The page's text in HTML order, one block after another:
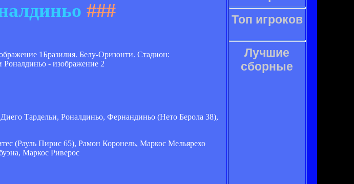
###
Бразилия. Белу-Оризонти. Стадион:
Тардельи, Роналдиньо, Фернандиньо (Нето Берола 38),
(Рауль Пирис 65), Рамон Коронель, Маркос Мельярехо
Маркос Риверос
Топ игроков
Лучшие
сборные